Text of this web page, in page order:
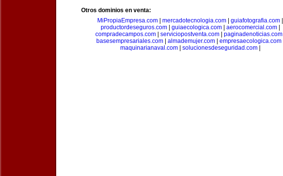
Otros dominios en venta:
MiPropiaEmpresa.com
mercadotecnologia.com guiafotografia.com
productordeseguros.com| guiaecologica.com| aerocomercial.com|
compradecampos.com| serviciopostventa.com| paginadenoticias.com|
basesempresariales.com| almademujer.com| empresaecologica.com|
maquinarianaval.com| solucionesdeseguridad.com|